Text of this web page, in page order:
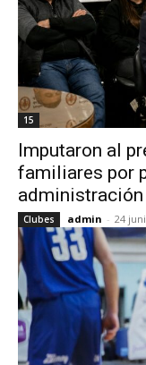
15
Imputaron al
familiares por
Clubes admin - 24